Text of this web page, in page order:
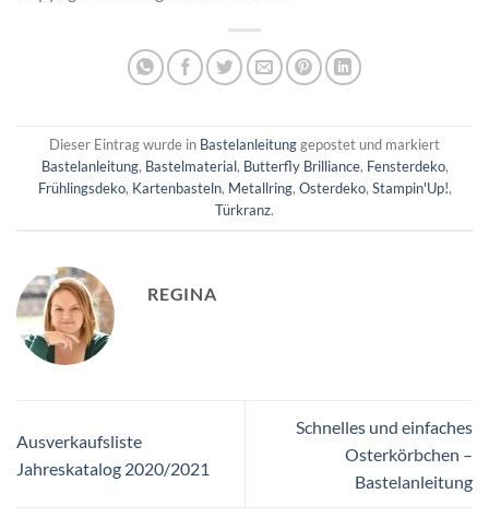
Dieser Eintrag wurde in Bastelanleitunggepostet und markiert
Bastelanleitung, Bastelmaterial, Butterfly Brilliance, Fensterdeko,
Frühlingsdeko, Kartenbasteln, Metallring, Osterdeko, Stampin'Up!,
Türkranz.
REGINA
Ausverkaufsliste
Jahreskatalog 2020/2021
Schnelles und einfaches
Osterkörbchen –
Bastelanleitung